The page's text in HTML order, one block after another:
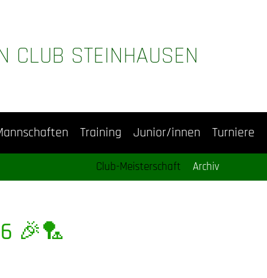
CLUB STEINHAUSEN
Training Junior/innen Turniere
Club-Meisterschaft Archiv
🎉🏸